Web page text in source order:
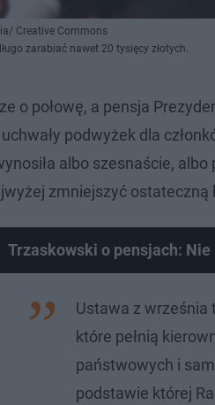
Creative Commons
zarabiać nawet 20 tysięcy złotych.
o połowę, a pensja
podwyżek dla
albo szesnaście,
zmniejszyć
Trzaskowski o pensjach:
Ustawa z września
które pełnią
państwowych i
podstawie której